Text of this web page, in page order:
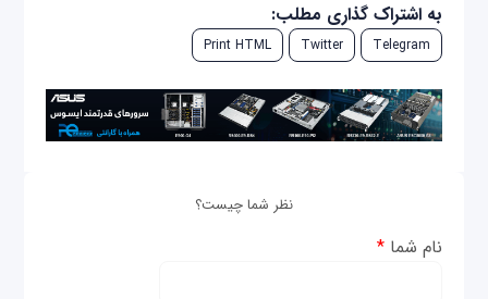
به اشتراک گذاری مطلب:
Telegram
Twitter
Print HTML
نظر شما چیست؟
نام شما*